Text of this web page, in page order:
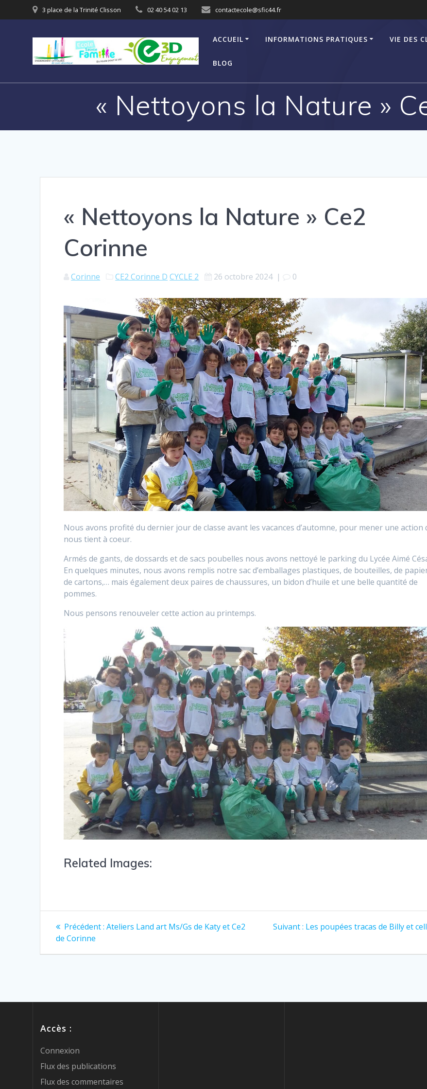
3 place de la Trinité Clisson 02 40 54 02 13 contactecole@sfic44.fr
ACCUEIL INFORMATIONS PRATIQUES VIE DES
BLOG
« Nettoyons la Nature »
« Nettoyons la Nature » Ce2
Corinne
Corinne CE2 Corinne D CYCLE 2 26 octobre 2024| 0
Nous avons profité du dernier jour de classe avant les vacances d’automne, pour mener une action
nous tient à coeur.
Armés de gants, de dossards et de sacs poubelles nous avons nettoyé le parking du Lycée Aimé
En quelques minutes, nous avons remplis notre sac d’emballages plastiques, de bouteilles, de
de cartons,… mais également deux paires de chaussures, un bidon d’huile et une belle quantité de
pommes.
Nous pensons renouveler cette action au printemps.
Related Images:
Précédent : Ateliers Land art Ms/Gs de Katy et Ce2
de Corinne
Suivant : Les poupées tracas de Billy et
Accès :
Connexion
Flux des publications
Flux des commentaires